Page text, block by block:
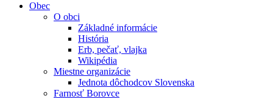
Obec
O obci
Základné informácie
História
Erb, pečať, vlajka
Wikipédia
Miestne organizácie
Jednota dôchodcov Slovenska
Farnosť Borovce